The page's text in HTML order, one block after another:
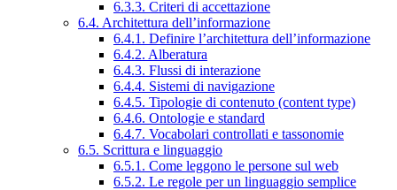
6.3.3. Criteri di accettazione
6.4. Architettura dell’informazione
6.4.1. Definire l’architettura dell’informazione
6.4.2. Alberatura
6.4.3. Flussi di interazione
6.4.4. Sistemi di navigazione
6.4.5. Tipologie di contenuto (content type)
6.4.6. Ontologie e standard
6.4.7. Vocabolari controllati e tassonomie
6.5. Scrittura e linguaggio
6.5.1. Come leggono le persone sul web
6.5.2. Le regole per un linguaggio semplice